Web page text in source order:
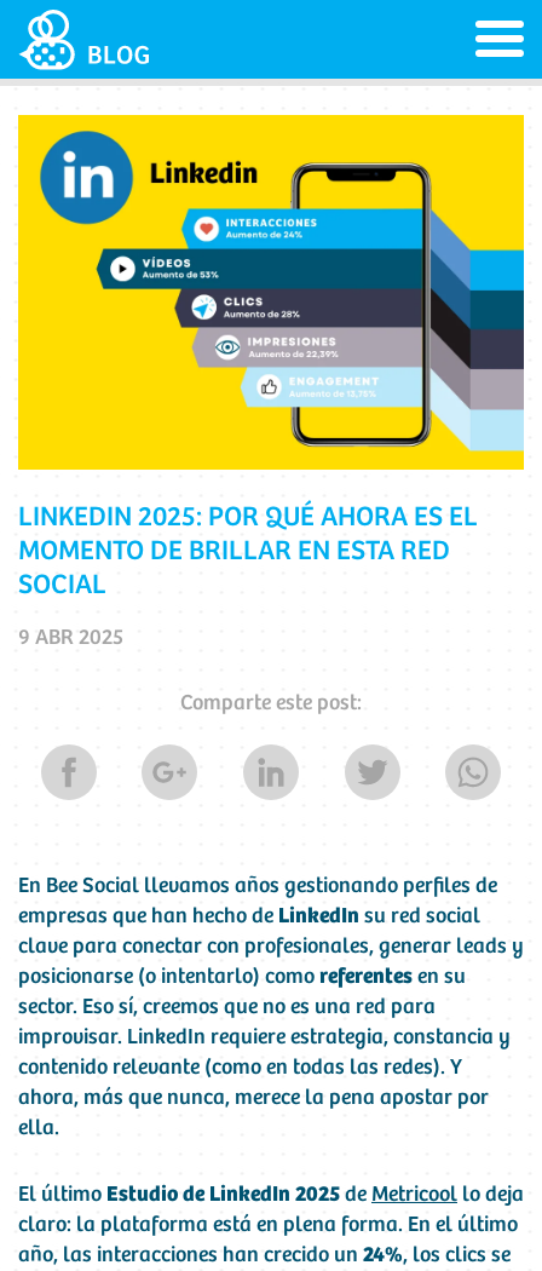
LINKEDIN 2025: POR QUÉ AHORA ES EL
MOMENTO DE BRILLAR EN ESTA RED
SOCIAL
9 ABR 2025
Comparte este post:
En Bee Social llevamos años gestionando perfiles de
empresas que han hecho de LinkedIn su red social
clave para conectar con profesionales, generar leads y
posicionarse (o intentarlo) como referentes en su
sector. Eso sí, creemos que no es una red para
improvisar. LinkedIn requiere estrategia, constancia y
contenido relevante (como en todas las redes). Y
ahora, más que nunca, merece la pena apostar por
ella.
El último Estudio de LinkedIn 2025 de Metricool lo deja
claro: la plataforma está en plena forma. En el último
año, las interacciones han crecido un 24%, los clics se